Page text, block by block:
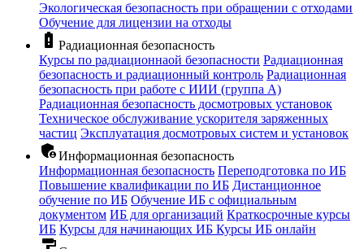
Экологическая безопасность при обращении с отходами
Обучение для лицензии на отходы
battery_alert Радиационная безопасность
Курсы по радиационнаой безопасности Радиационная
безопасность и радиационный контроль Радиационная
безопасность при работе с ИИИ (группа А)
Радиационная безопасность досмотровых установок
Техническое обслуживание ускорителя заряженных
частиц Эксплуатация досмотровых систем и установок
admin_panel_settingsИнформационная безопасность
Информационная безопасность Переподготовка по ИБ
Повышение квалификации по ИБ Дистанционное
обучение по ИБ Обучение ИБ с официальным
документом ИБ для организаций Краткосрочные курсы
ИБ Курсы для начинающих ИБ Курсы ИБ онлайн